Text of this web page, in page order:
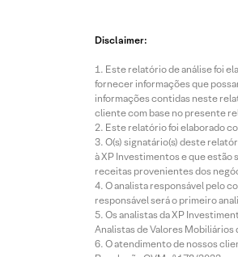
Disclaimer:
Este relatório de análise foi
fornecer informações que
informações contidas neste
cliente com base no presente
Este relatório foi elaborado
O(s) signatário(s) deste
à XP Investimentos e que estão
receitas provenientes dos
O analista responsável pelo
responsável será o primeiro
Os analistas da XP
Analistas de Valores Mobiliários
O atendimento de nossos